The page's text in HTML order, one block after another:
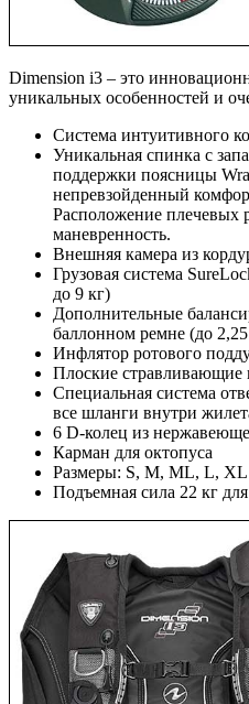
Dimension i3 – это
уникальных особенностей и
Система интуитивного
Уникальная спинка с
поддержки поясницы
непревзойденный
Расположение плечевых
маневренность.
Внешняя камера из
Грузовая система
до 9 кг)
Дополнительные
баллонном ремне (до
Инфлятор ротового
Плоские стравливающие
Специальная система
все шланги внутри
6 D-колец из
Карман для октопуса
Размеры: S, M, ML, L, XL
Подъемная сила 22 кг